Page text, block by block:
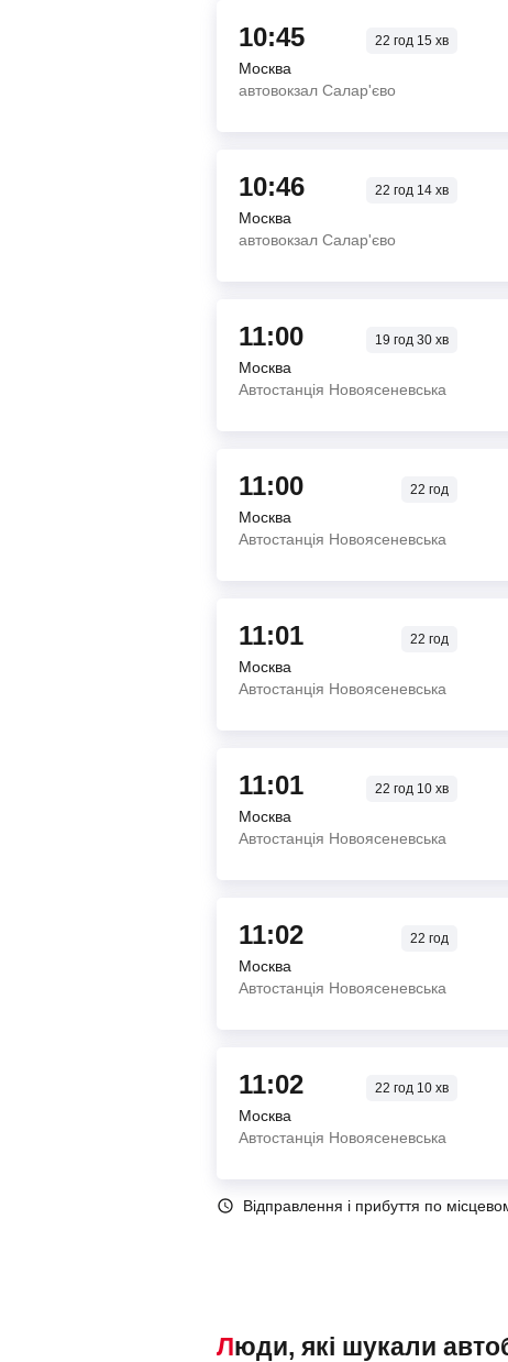
10:45 22 год15 хв
Москва
автовокзал Салар'єво
10:46 22 год14 хв
Москва
автовокзал Салар'єво
11:00 19 год30 хв
Москва
Автостанція Новоясеневська
11:00 22 год
Москва
Автостанція Новоясеневська
11:01 22 год
Москва
Автостанція Новоясеневська
11:01 22 год10 хв
Москва
Автостанція Новоясеневська
11:02 22 год
Москва
Автостанція Новоясеневська
11:02 22 год10 хв
Москва
Автостанція Новоясеневська
Відправлення і прибуття по
Люди, які шукали автобуси Москва – Бердянськ, також переглядали наступні